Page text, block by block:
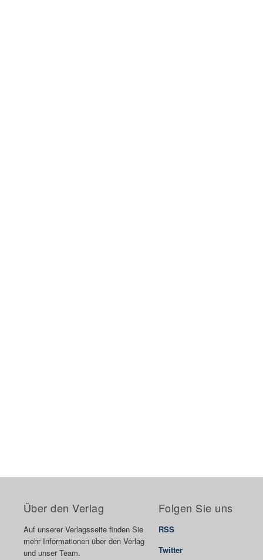
Über den Verlag
Auf unserer Verlagsseite finden Sie
mehr Informationen über den Verlag
und unser Team.
Folgen Sie uns
RSS
Twitter